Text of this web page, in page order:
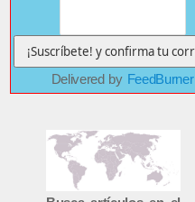
Delivered by FeedBurner